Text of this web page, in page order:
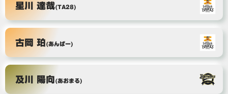
星川 達哉(TA28)
古岡 珀(あんばー)
及川 陽向(あおまる)